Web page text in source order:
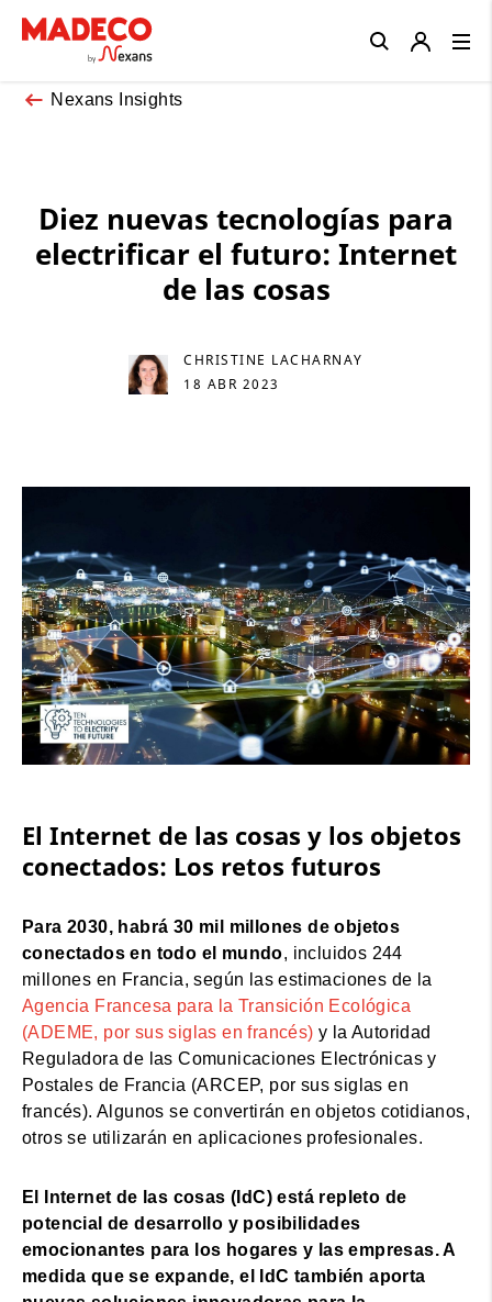
Nexans Insights
Diez nuevas tecnologías para
electrificar el futuro: Internet
de las cosas
CHRISTINE LACHARNAY
18 ABR 2023
El Internet de las cosas y los objetos
conectados: Los retos futuros
Para 2030, habrá 30 mil millones de objetos
conectados en todo el mundo, incluidos 244
millones en Francia, según las estimaciones de la
Agencia Francesa para la Transición Ecológica
(ADEME, por sus siglas en francés) y la Autoridad
Reguladora de las Comunicaciones Electrónicas y
Postales de Francia (ARCEP, por sus siglas en
francés). Algunos se convertirán en objetos cotidianos,
otros se utilizarán en aplicaciones profesionales.
El Internet de las cosas (IdC) está repleto de
potencial de desarrollo y posibilidades
emocionantes para los hogares y las empresas. A
medida que se expande, el IdC también aporta
Close